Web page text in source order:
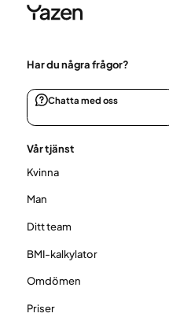
Har du några frågor?
Chatta med oss
Vår tjänst
Kvinna
Man
Ditt team
BMI-kalkylator
Omdömen
Priser